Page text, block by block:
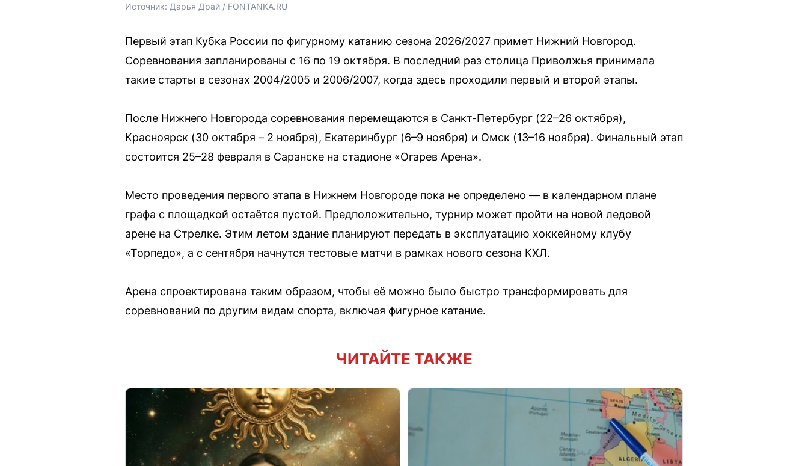
Источник: Дарья Драй / FONTANKA.RU
Первый этап Кубка России по фигурному катанию сезона 2026/2027 примет Нижний Новгород.
Соревнования запланированы с 16 по 19 октября. В последний раз столица Приволжья принимала
такие старты в сезонах 2004/2005 и 2006/2007, когда здесь проходили первый и второй этапы.
После Нижнего Новгорода соревнования перемещаются в Санкт-Петербург (22–26 октября),
Красноярск (30 октября – 2 ноября), Екатеринбург (6–9 ноября) и Омск (13–16 ноября). Финальный этап
состоится 25–28 февраля в Саранске на стадионе «Огарев Арена».
Место проведения первого этапа в Нижнем Новгороде пока не определено — в календарном плане
графа с площадкой остаётся пустой. Предположительно, турнир может пройти на новой ледовой
арене на Стрелке. Этим летом здание планируют передать в эксплуатацию хоккейному клубу
«Торпедо», а с сентября начнутся тестовые матчи в рамках нового сезона КХЛ.
Арена спроектирована таким образом, чтобы её можно было быстро трансформировать для
соревнований по другим видам спорта, включая фигурное катание.
ЧИТАЙТЕ ТАКЖЕ